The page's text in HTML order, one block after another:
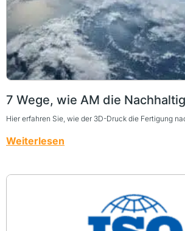
7 Wege, wie AM die
Hier erfahren Sie, wie der 3D-Druck die Fertigung
Weiterlesen